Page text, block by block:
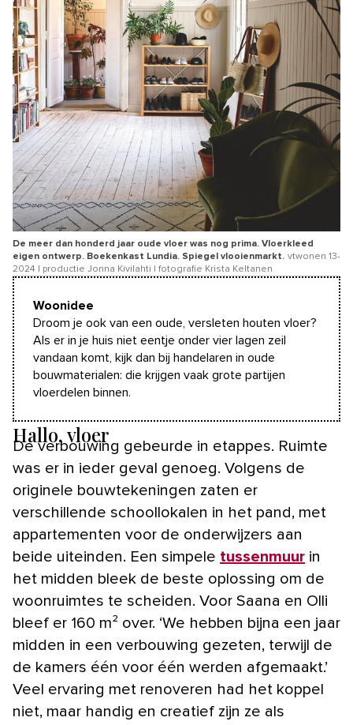
De meer dan honderd jaar oude vloer was nog prima. Vloerkleed
eigen ontwerp. Boekenkast Lundia. Spiegel vlooienmarkt. vtwonen 13-
2024 | productie Jonna Kivilahti | fotografie Krista Keltanen
Woonidee
Droom je ook van een oude, versleten houten vloer?
Als er in je huis niet eentje onder vier lagen zeil
vandaan komt, kijk dan bij handelaren in oude
bouwmaterialen: die krijgen vaak grote partijen
vloerdelen binnen.
Hallo, vloer
De verbouwing gebeurde in etappes. Ruimte
was er in ieder geval genoeg. Volgens de
originele bouwtekeningen zaten er
verschillende schoollokalen in het pand, met
appartementen voor de onderwijzers aan
beide uiteinden. Een simpele tussenmuur in
het midden bleek de beste oplossing om de
woonruimtes te scheiden. Voor Saana en Olli
bleef er 160 m² over. ‘We hebben bijna een jaar
midden in een verbouwing gezeten, terwijl de
de kamers één voor één werden afgemaakt.’
Veel ervaring met renoveren had het koppel
niet, maar handig en creatief zijn ze als